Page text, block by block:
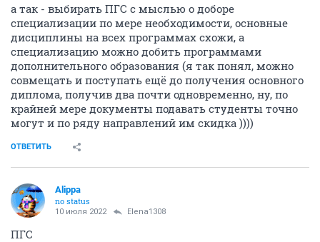
а так - выбирать ПГС с мыслью о доборе
специализации по мере необходимости, основные
дисциплины на всех программах схожи, а
специализацию можно добить программами
дополнительного образования (я так понял, можно
совмещать и поступать ещё до получения основного
диплома, получив два почти одновременно, ну, по
крайней мере документы подавать студенты точно
могут и по ряду направлений им скидка ))))
ОТВЕТИТЬ
Alippa
no status
10 июля 2022 Elena1308
ПГС